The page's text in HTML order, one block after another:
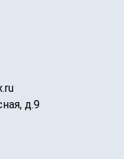
д.9